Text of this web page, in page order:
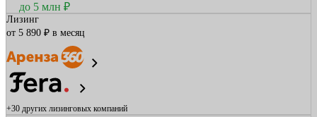
до 5 млн ₽
Лизинг
от 5 890 ₽ в месяц
+30 других лизинговых компаний